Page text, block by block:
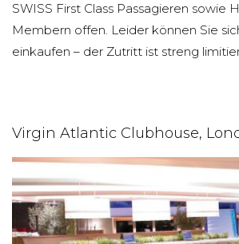
SWISS First Class Passagieren sowie
Membern offen. Leider können Sie
einkaufen – der Zutritt ist streng
Virgin Atlantic Clubhouse,